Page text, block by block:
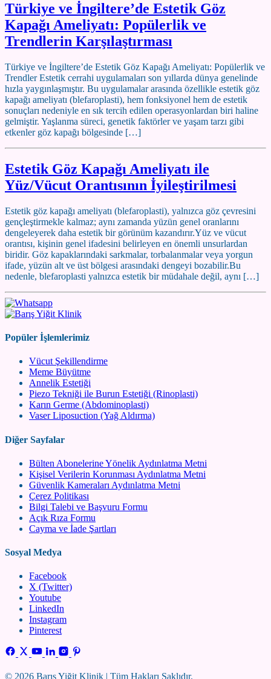
Türkiye ve İngiltere’de Estetik Göz
Kapağı Ameliyatı: Popülerlik ve
Trendlerin Karşılaştırması
Türkiye ve İngiltere’de Estetik Göz Kapağı Ameliyatı: Popülerlik ve
Trendler Estetik cerrahi uygulamaları son yıllarda dünya genelinde
hızla yaygınlaşmıştır. Bu uygulamalar arasında özellikle estetik göz
kapağı ameliyatı (blefaroplasti), hem fonksiyonel hem de estetik
sonuçları nedeniyle en sık tercih edilen operasyonlardan biri haline
gelmiştir. Yaşlanma süreci, genetik faktörler ve yaşam tarzı gibi
etkenler göz kapağı bölgesinde […]
Estetik Göz Kapağı Ameliyatı ile
Yüz/Vücut Orantısının İyileştirilmesi
Estetik göz kapağı ameliyatı (blefaroplasti), yalnızca göz çevresini
gençleştirmekle kalmaz; aynı zamanda yüzün genel oranlarını
dengeleyerek daha estetik bir görünüm kazandırır.Yüz ve vücut
orantısı, kişinin genel ifadesini belirleyen en önemli unsurlardan
biridir. Göz kapaklarındaki sarkmalar, torbalanmalar veya yorgun
ifade, yüzün alt ve üst bölgesi arasındaki dengeyi bozabilir.Bu
nedenle, blefaroplasti yalnızca estetik bir müdahale değil, aynı […]
Popüler İşlemlerimiz
Vücut Şekillendirme
Meme Büyütme
Annelik Estetiği
Piezo Tekniği ile Burun Estetiği (Rinoplasti)
Karın Germe (Abdominoplasti)
Vaser Liposuction (Yağ Aldırma)
Diğer Sayfalar
Bülten Abonelerine Yönelik Aydınlatma Metni
Kişisel Verilerin Korunması Aydınlatma Metni
Güvenlik Kameraları Aydınlatma Metni
Çerez Politikası
Bilgi Talebi ve Başvuru Formu
Açık Rıza Formu
Cayma ve İade Şartları
Sosyal Medya
Facebook
X (Twitter)
Youtube
LinkedIn
Instagram
Pinterest
© 2026 Barış Yiğit Klinik | Tüm Hakları Saklıdır.